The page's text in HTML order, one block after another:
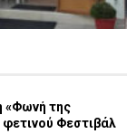
«Φωνή της
Φεστιβάλ